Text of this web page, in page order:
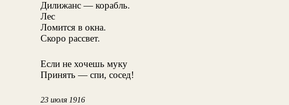
Дилижанс — корабль.
Лес
Ломится в окна.
Скоро рассвет.
Если не хочешь муку
Принять — спи, сосед!
23 июля 1916